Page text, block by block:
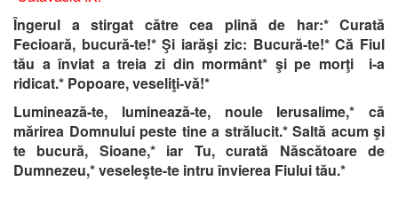
Îngerul a stirgat către cea plină de har:* Curată
Fecioară, bucură-te!* Şi iarăşi zic: Bucură-te!* Că Fiul
tău a înviat a treia zi din mormânt* şi pe morţi i-a
ridicat.* Popoare, veseliţi-vă!*
Luminează-te, luminează-te, noule Ierusalime,* că
mărirea Domnului peste tine a strălucit.* Saltă acum şi
te bucură, Sioane,* iar Tu, curată Născătoare de
Dumnezeu,* veseleşte-te intru învierea Fiului tău.*